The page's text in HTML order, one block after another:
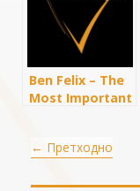
a Massive
Portfolio
Ben Felix – The
Most Important
← Претходно